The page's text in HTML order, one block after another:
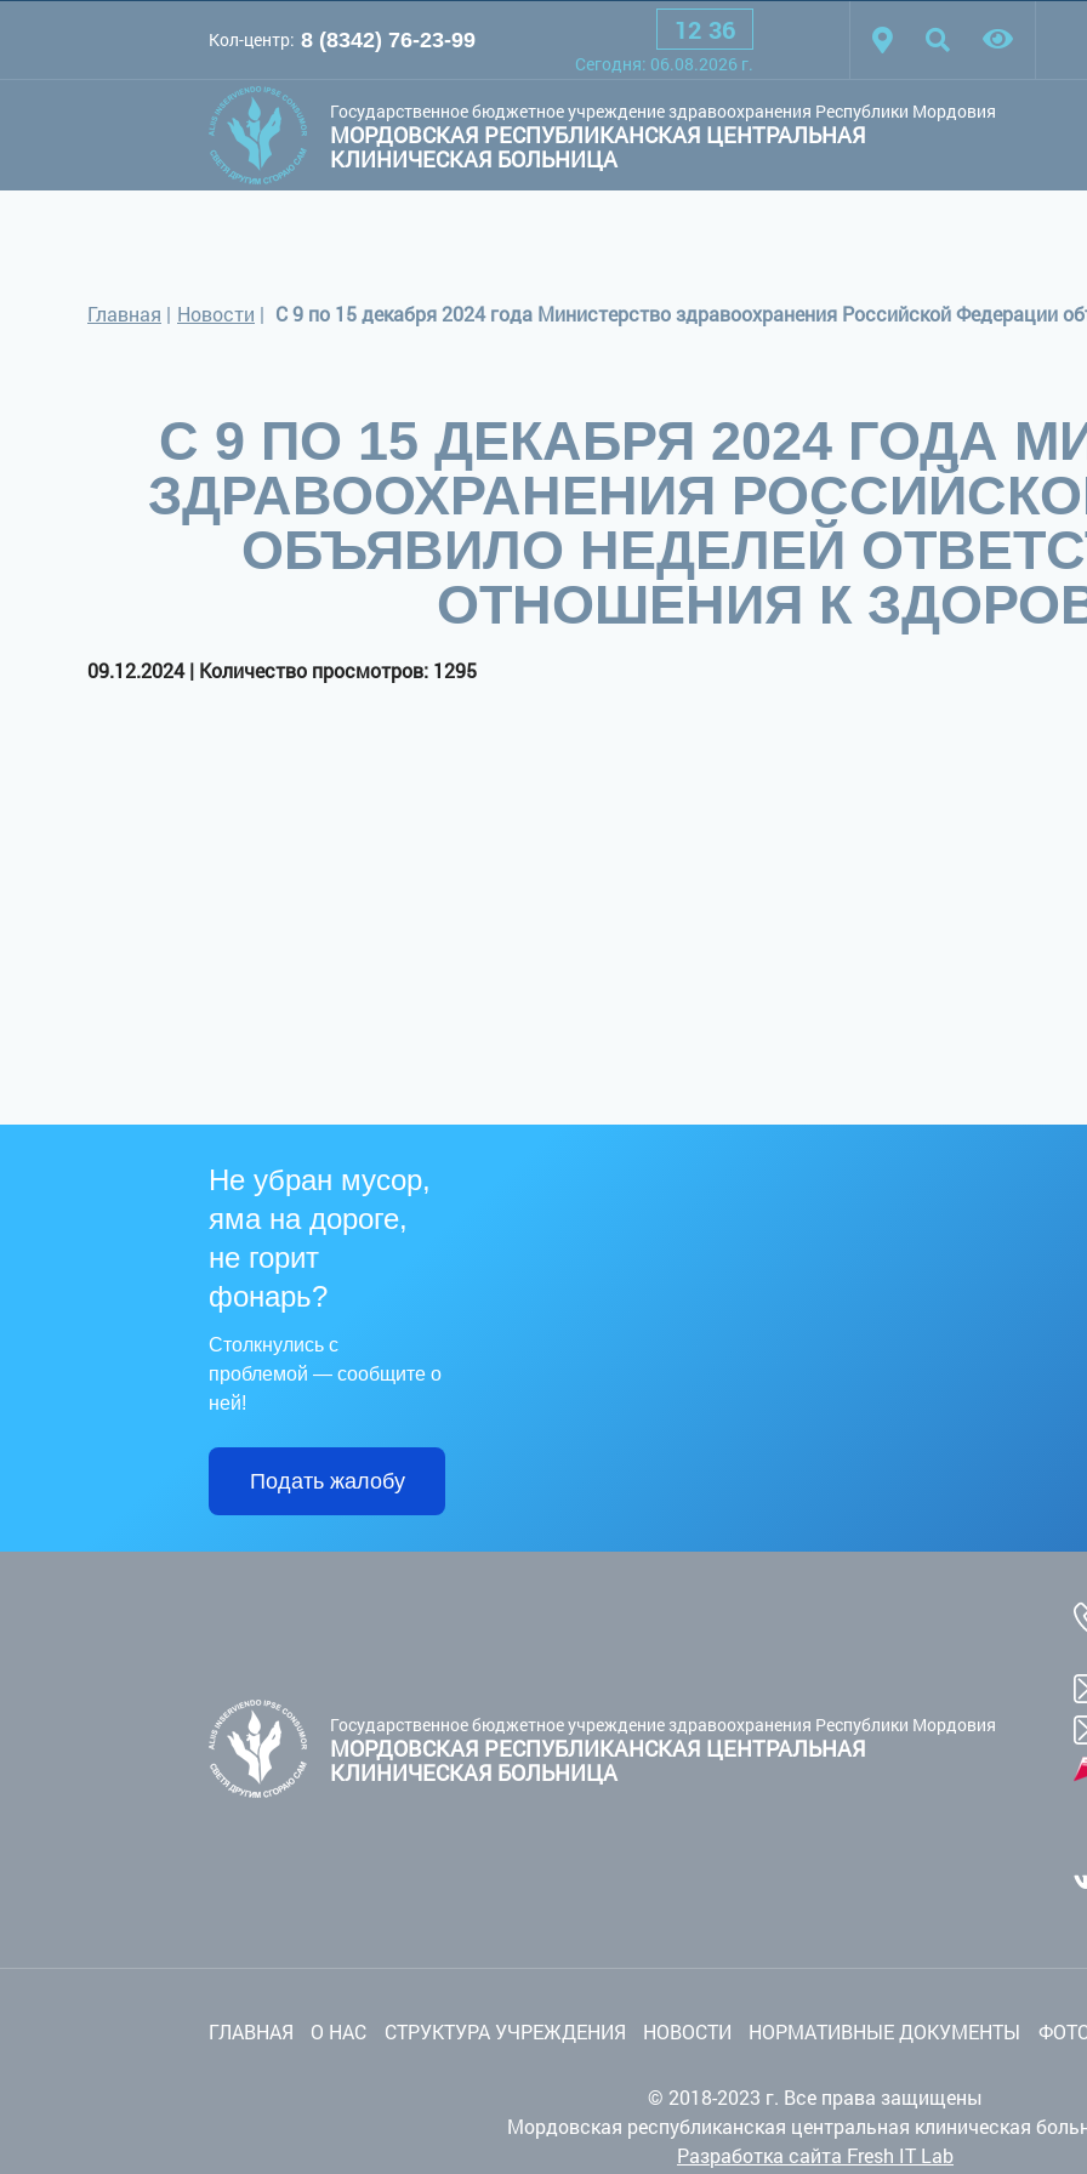
Шрифт: A A A Белая схема Черная схема Обычный сайт
Кол-центр: 8 (8342) 76-23-99 12 36
Cегодня: 06.08.2026 г.
Государственное бюджетное учреждение здравоохранения Республики Мордовия
МОРДОВСКАЯ РЕСПУБЛИКАНСКАЯ ЦЕНТРАЛЬНАЯ
КЛИНИЧЕСКАЯ БОЛЬНИЦА
Главная | Новости |
С 9 ПО 15 ДЕКАБРЯ 2024 ГОДА
ЗДРАВООХРАНЕНИЯ
ОБЪЯВИЛО НЕДЕЛЕЙ
ОТНОШЕНИЯ К
09.12.2024 | Количество просмотров: 1295
Не убран мусор,
яма на дороге,
не горит
фонарь?
Столкнулись с
проблемой — сообщите о
ней!
Подать жалобу
Государственное бюджетное учреждение здравоохранения Республики Мордовия
МОРДОВСКАЯ РЕСПУБЛИКАНСКАЯ ЦЕНТРАЛЬНАЯ
КЛИНИЧЕСКАЯ БОЛЬНИЦА
ГЛАВНАЯ О НАС СТРУКТУРА УЧРЕЖДЕНИЯ НОВОСТИ НОРМАТИВНЫЕ ДОКУМЕНТЫ
© 2018-2023 г. Все права защищены
Мордовская республиканская центральная клиническая
Разработка сайта Fresh IT Lab